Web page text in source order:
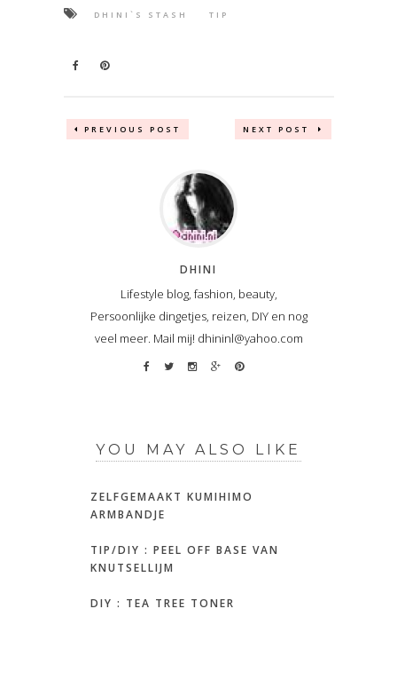
DHINI`S STASH TIP
PREVIOUS POST NEXT POST
DHINI
Lifestyle blog, fashion, beauty,
Persoonlijke dingetjes, reizen, DIY en nog
veel meer. Mail mij! dhininl@yahoo.com
YOU MAY ALSO LIKE
ZELFGEMAAKT KUMIHIMO
ARMBANDJE
TIP/DIY : PEEL OFF BASE VAN
KNUTSELLIJM
DIY : TEA TREE TONER